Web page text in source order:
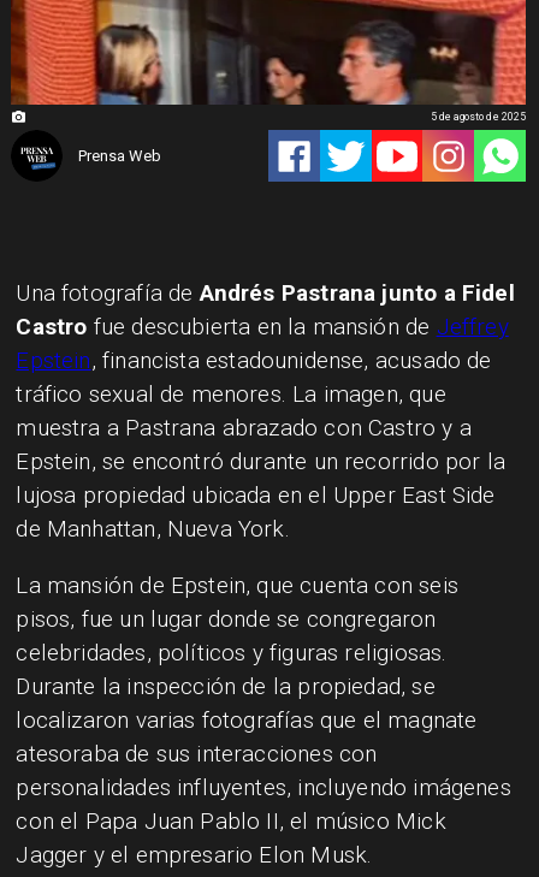
Prensa Web
5 de agosto de 2025
Una fotografía deAndrés Pastrana junto a Fidel
Castro fue descubierta en la mansión de Jeffrey
Epstein, financista estadounidense, acusado de
tráfico sexual de menores. La imagen, que
muestra a Pastrana abrazado con Castro y a
Epstein, se encontró durante un recorrido por la
lujosa propiedad ubicada en el Upper East Side
de Manhattan, Nueva York.
La mansión de Epstein, que cuenta con seis
pisos, fue un lugar donde se congregaron
celebridades, políticos y figuras religiosas.
Durante la inspección de la propiedad, se
localizaron varias fotografías que el magnate
atesoraba de sus interacciones con
personalidades influyentes, incluyendo imágenes
con el Papa Juan Pablo II, el músico Mick
Jagger y el empresario Elon Musk.